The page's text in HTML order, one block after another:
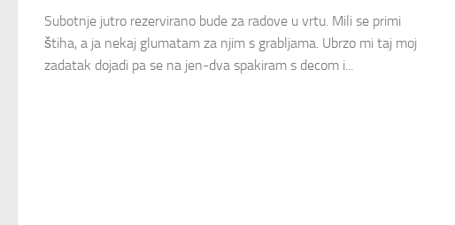
Subotnje jutro rezervirano bude za radove u vrtu. Mili se primi
štiha, a ja nekaj glumatam za njim s grabljama. Ubrzo mi taj moj
zadatak dojadi pa se na jen-dva spakiram s decom i...